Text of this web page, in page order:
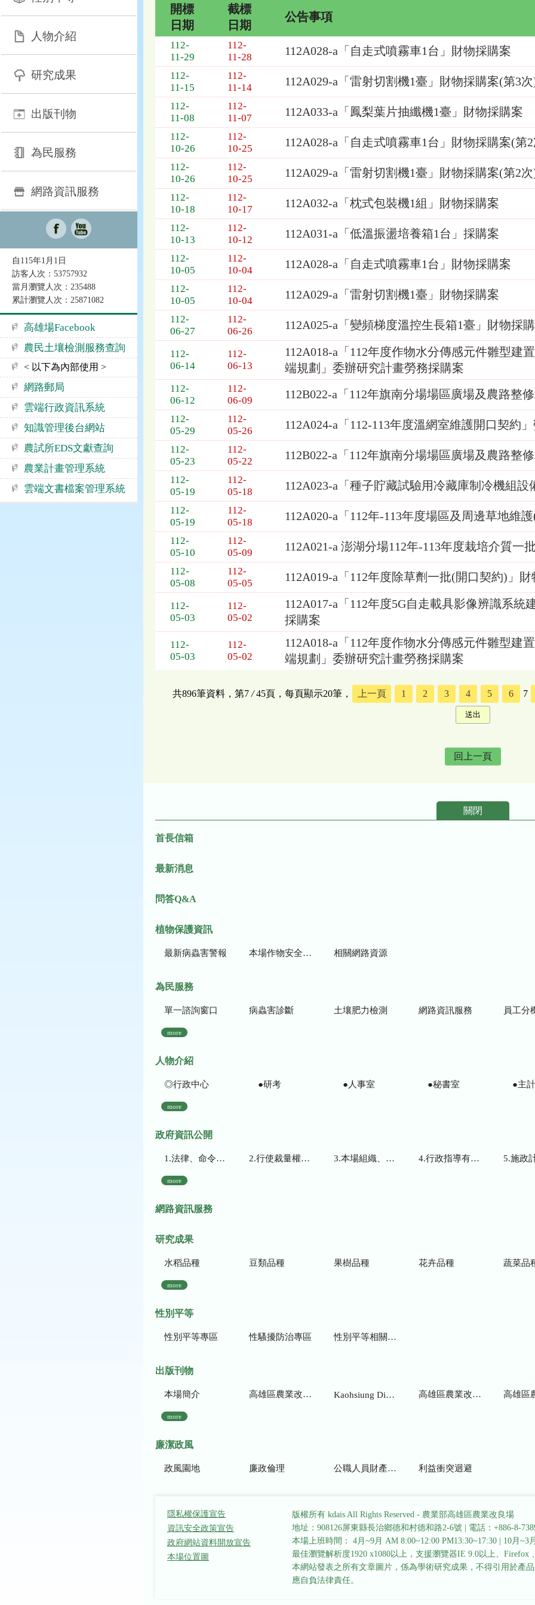
人物介紹
研究成果
出版刊物
為民服務
網路資訊服務
自115年1月1日
訪客人次：53757932
當月瀏覽人次：235488
累計瀏覽人次：25871082
高雄場Facebook
農民土壤檢測服務查詢
< 以下為內部使用 >
網路郵局
雲端行政資訊系統
知識管理後台網站
農試所EDS文獻查詢
農業計畫管理系統
雲端文書檔案管理系統
採
表，
位
為：
標
期、
期、
公
開標
日期
截標
日期
公告事項
112-
11-29
112-
11-28
112A028-a「自走式噴霧車1台」財物採購案
112-
11-15
112-
11-14
112A029-a「雷射切割機1臺」財物採購案(第3
112-
11-08
112-
11-07
112A033-a「鳳梨葉片抽纖機1臺」財物採購案
112-
10-26
112-
10-25
112A028-a「自走式噴霧車1台」財物採購案(第
112-
10-26
112-
10-25
112A029-a「雷射切割機1臺」財物採購案(第2
112-
10-18
112-
10-17
112A032-a「枕式包裝機1組」財物採購案
112-
10-13
112-
10-12
112A031-a「低溫振盪培養箱1台」採購案
112-
10-05
112-
10-04
112A028-a「自走式噴霧車1台」財物採購案
112-
10-05
112-
10-04
112A029-a「雷射切割機1臺」財物採購案
112-
06-27
112-
06-26
112A025-a「變頻梯度溫控生長箱1臺」財物採
112-
06-14
112-
06-13
112A018-a「112年度作物水分傳感元件雛型建
端規劃」委辦研究計畫勞務採購案
112-
06-12
112-
06-09
112B022-a「112年旗南分場場區廣場及農路整
112-
05-29
112-
05-26
112A024-a「112-113年度溫網室維護開口契約
112-
05-23
112-
05-22
112B022-a「112年旗南分場場區廣場及農路整
112-
05-19
112-
05-18
112A023-a「種子貯藏試驗用冷藏庫制冷機組
112-
05-19
112-
05-18
112A020-a「112年-113年度場區及周邊草地維
112-
05-10
112-
05-09
112A021-a 澎湖分場112年-113年度栽培介質一
112-
05-08
112-
05-05
112A019-a「112年度除草劑一批(開口契約)」
112-
05-03
112-
05-02
112A017-a「112年度5G自走載具影像辨識系
採購案
112-
05-03
112-
05-02
112A018-a「112年度作物水分傳感元件雛型建
端規劃」委辦研究計畫勞務採購案
共896筆資料，第7 /45頁，每頁顯示20筆， 上一頁 1 2 3 4 5 6 7
回上一頁
關閉
首長信箱
最新消息
問答Q&A
植物保護資訊
最新病蟲害警報 本場作物安全用藥資訊 相關網路資源
為民服務
單一諮詢窗口 病蟲害診斷 土壤肥力檢測 網路資訊服務 員工分
more
人物介紹
◎行政中心 ●研考 ●人事室 ●秘書室 ●主
more
政府資訊公開
1.法律、命令、法規命令 2.行使裁量權而訂頒之解釋性規定及裁量基準 3.本場組織、職掌及聯絡資訊 4.行政指導有關文書 5.施政計畫、業務
more
網路資訊服務
研究成果
水稻品種 豆類品種 果樹品種 花卉品種 蔬菜品
more
性別平等
性別平等專區 性騷擾防治專區 性別平等相關網站
出版刊物
本場簡介 高雄區農業改良場研究彙報 Kaohsiung District Agricultural Research and Extension Station 高雄區農業改良場年報 高雄區
more
廉潔政風
政風園地 廉政倫理 公職人員財產申報 利益衝突迴避
隱私權保護宣告
資訊安全政策宣告
政府網站資料開放宣告
本場位置圖
版權所有 kdais All Rights Reserved - 農業部高雄區農業改良場
地址：908126屏東縣長治鄉德和村德和路2-6號
電話：+886-8-
本場上班時間： 4月~9月 AM 8:00~12:00 PM13:30~17:30
10月~3
最佳瀏覽解析度1920 x1080以上，支援瀏覽器IE 9.0以上、Firefox
本網站發表之所有文章圖片，係為學術研究成果，不得引用於產
應自負法律責任。